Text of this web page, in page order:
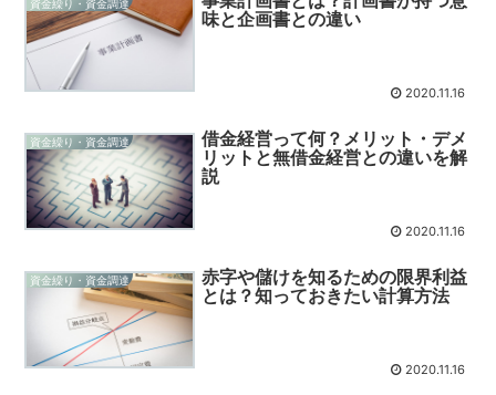
資金繰り・資金調達
味と企画書との違い
2020.11.16
資金繰り・資金調達
借金経営って何？メリット・デメ
リットと無借金経営との違いを解
説
2020.11.16
資金繰り・資金調達
赤字や儲けを知るための限界利益
とは？知っておきたい計算方法
2020.11.16